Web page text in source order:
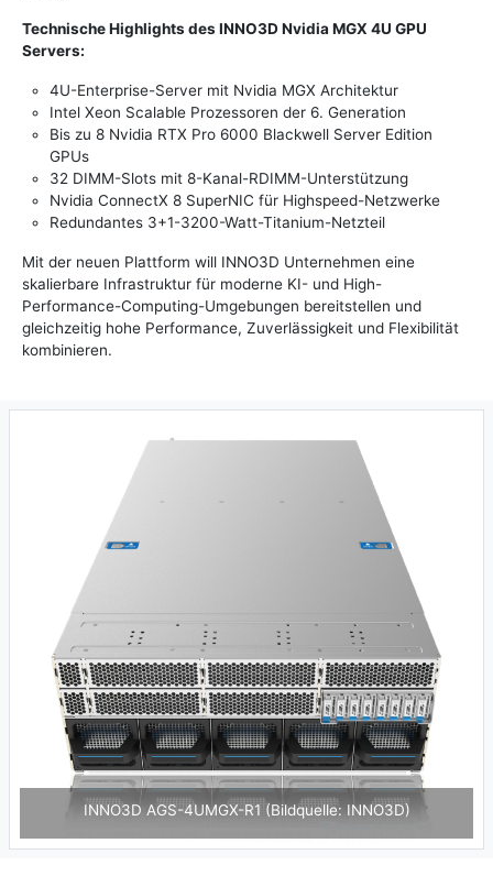
Technische Highlights des INNO3D Nvidia MGX 4U GPU
Servers:
4U-Enterprise-Server mit Nvidia MGX Architektur
Intel Xeon Scalable Prozessoren der 6. Generation
Bis zu 8 Nvidia RTX Pro 6000 Blackwell Server Edition
GPUs
32 DIMM-Slots mit 8-Kanal-RDIMM-Unterstützung
Nvidia ConnectX 8 SuperNIC für Highspeed-Netzwerke
Redundantes 3+1-3200-Watt-Titanium-Netzteil
Mit der neuen Plattform will INNO3D Unternehmen eine
skalierbare Infrastruktur für moderne KI- und High-
Performance-Computing-Umgebungen bereitstellen und
gleichzeitig hohe Performance, Zuverlässigkeit und Flexibilität
kombinieren.
INNO3D AGS-4UMGX-R1 (Bildquelle: INNO3D)